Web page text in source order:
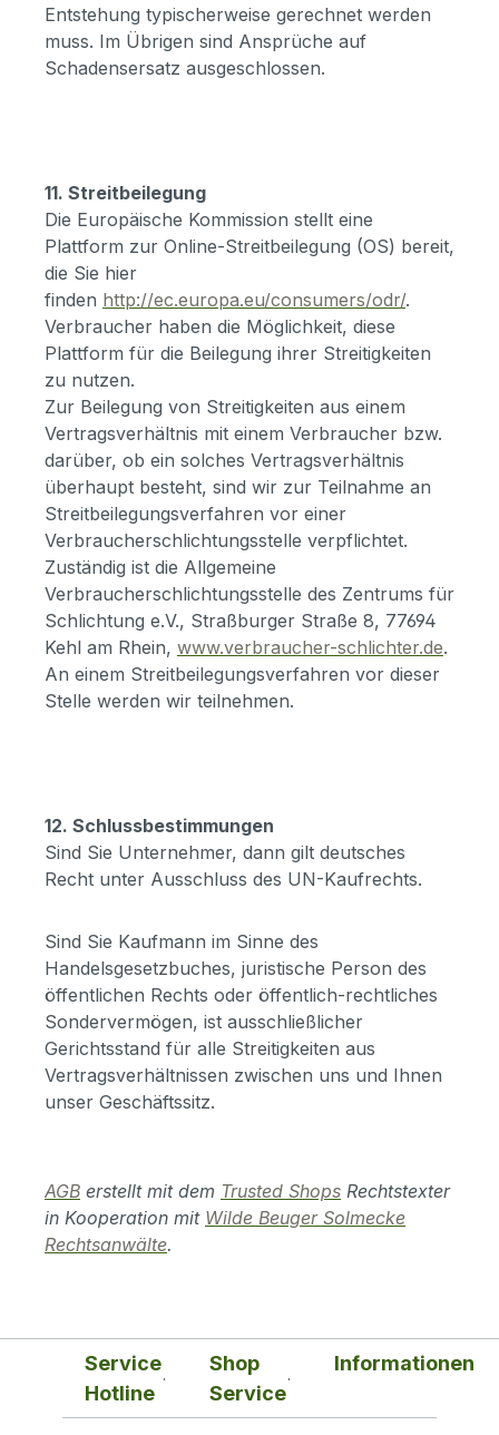
Entstehung typischerweise gerechnet werden
muss. Im Übrigen sind Ansprüche auf
Schadensersatz ausgeschlossen.
11. Streitbeilegung
Die Europäische Kommission stellt eine
Plattform zur Online-Streitbeilegung (OS) bereit,
die Sie hier
finden http://ec.europa.eu/consumers/odr/.
Verbraucher haben die Möglichkeit, diese
Plattform für die Beilegung ihrer Streitigkeiten
zu nutzen.
Zur Beilegung von Streitigkeiten aus einem
Vertragsverhältnis mit einem Verbraucher bzw.
darüber, ob ein solches Vertragsverhältnis
überhaupt besteht, sind wir zur Teilnahme an
Streitbeilegungsverfahren vor einer
Verbraucherschlichtungsstelle verpflichtet.
Zuständig ist die Allgemeine
Verbraucherschlichtungsstelle des Zentrums für
Schlichtung e.V., Straßburger Straße 8, 77694
Kehl am Rhein, www.verbraucher-schlichter.de.
An einem Streitbeilegungsverfahren vor dieser
Stelle werden wir teilnehmen.
12. Schlussbestimmungen
Sind Sie Unternehmer, dann gilt deutsches
Recht unter Ausschluss des UN-Kaufrechts.
Sind Sie Kaufmann im Sinne des
Handelsgesetzbuches, juristische Person des
öffentlichen Rechts oder öffentlich-rechtliches
Sondervermögen, ist ausschließlicher
Gerichtsstand für alle Streitigkeiten aus
Vertragsverhältnissen zwischen uns und Ihnen
unser Geschäftssitz.
AGB erstellt mit dem Trusted Shops Rechtstexter
in Kooperation mit Wilde Beuger Solmecke
Rechtsanwälte.
Service
Hotline
Shop
Service
Informationen